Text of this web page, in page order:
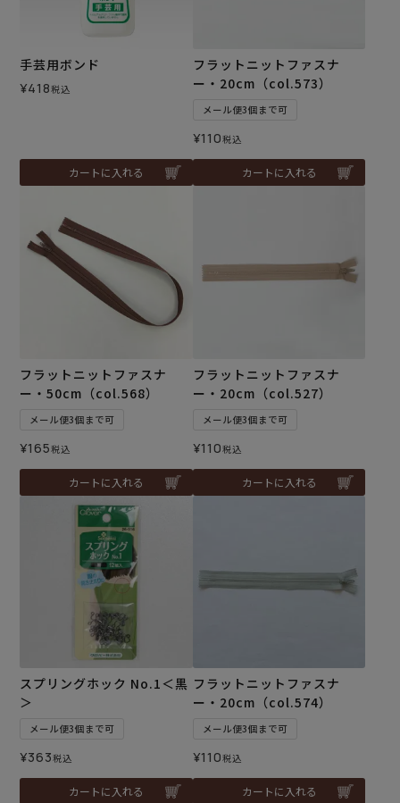
手芸用ボンド
¥418税込
カートに入れる
フラットニットファスナ
ー・20cm（col.573）
メール便3個まで可
¥110税込
カートに入れる
フラットニットファスナ
ー・50cm（col.568）
メール便3個まで可
¥165税込
カートに入れる
フラットニットファスナ
ー・20cm（col.527）
メール便3個まで可
¥110税込
カートに入れる
スプリングホック No.1＜黒
＞
メール便3個まで可
¥363税込
カートに入れる
フラットニットファスナ
ー・20cm（col.574）
メール便3個まで可
¥110税込
カートに入れる